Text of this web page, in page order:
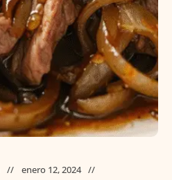
enero 12, 2024